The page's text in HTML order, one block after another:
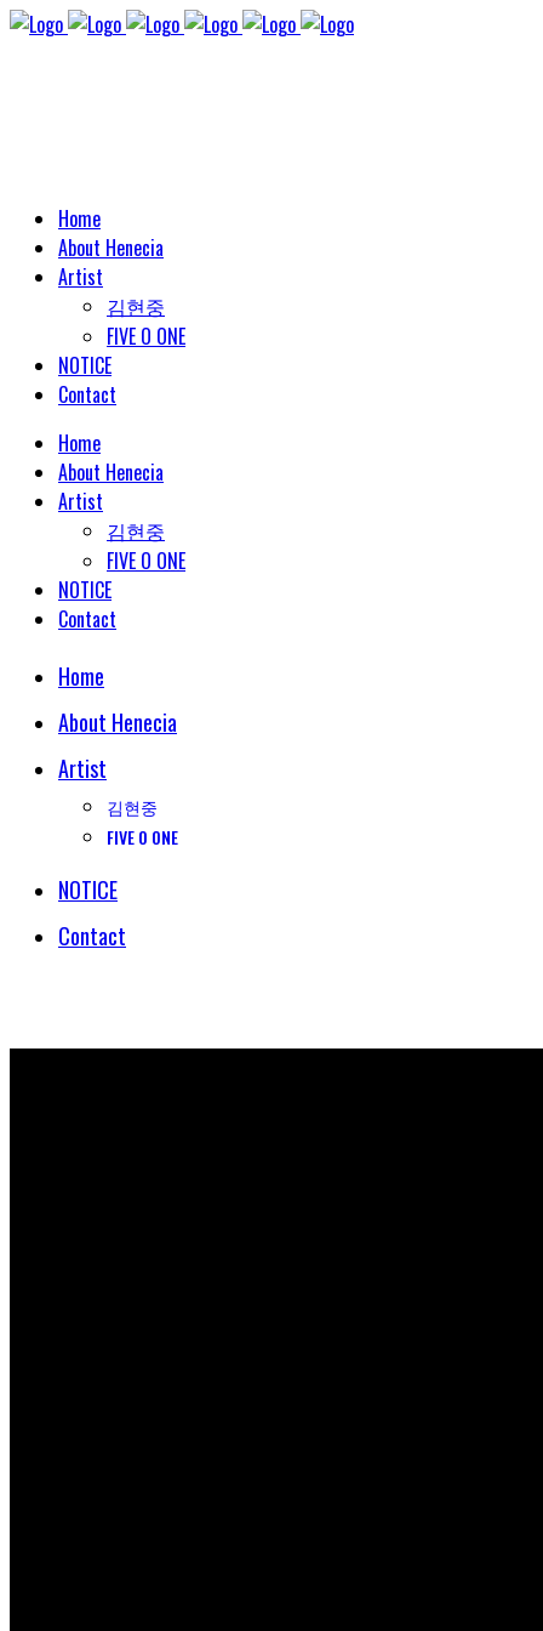
Home
About Henecia
Artist
김현중
FIVE O ONE
NOTICE
Contact
Home
About Henecia
Artist
김현중
FIVE O ONE
NOTICE
Contact
Home
About Henecia
Artist
김현중
FIVE O ONE
NOTICE
Contact